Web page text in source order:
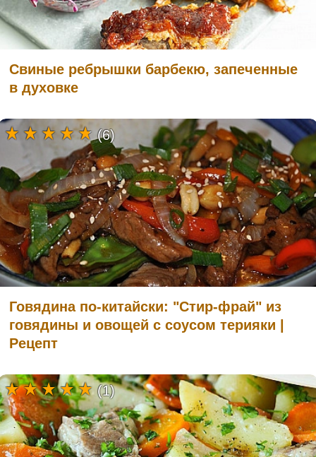
Свиные ребрышки барбекю, запеченные
в духовке
Говядина по-китайски: "Стир-фрай" из
говядины и овощей с соусом терияки |
Рецепт
(6)
(1)